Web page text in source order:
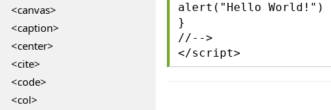
<canvas>
<caption>
<center>
<cite>
<code>
<col>
alert("Hello World!")
}
//-->
</script>